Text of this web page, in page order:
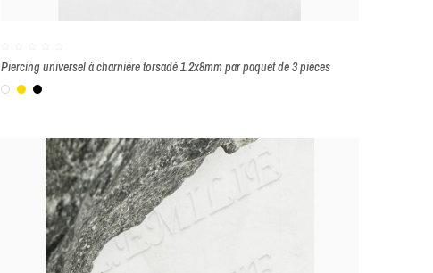
Piercing universel à charnière torsadé 1.2x8mm par paquet de 3 pièces
Blanc
OrNoir